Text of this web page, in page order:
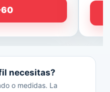
60
necesitas?
o medidas. La